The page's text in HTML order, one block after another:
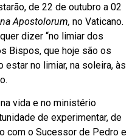
de 22 de outubro a 02
Apostolorum, no Vaticano.
dizer “no limiar dos
Bispos, que hoje são os
no limiar, na soleira, às
vida e no ministério
de experimentar, de
com o Sucessor de Pedro e